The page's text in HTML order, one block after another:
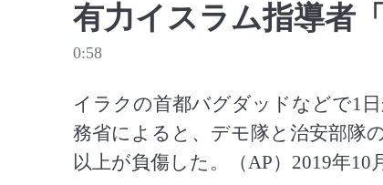
有力イスラム指導者
0:58
イラクの首都バグダッドなどで1
務省によると、デモ隊と治安部隊
以上が負傷した。（AP）2019年10